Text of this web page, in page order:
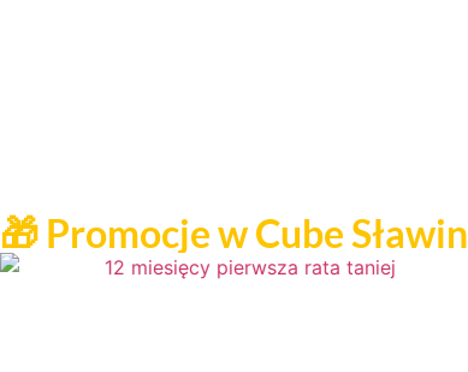
🎁 Promocje w Cube Sławin